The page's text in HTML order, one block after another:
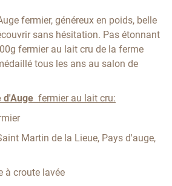
fermier, généreux en poids, belle
sans hésitation. Pas étonnant
fermier au lait cru de la ferme
tous les ans au salon de
d'Auge fermier au lait cru:
Martin de la Lieue, Pays d'auge,
à croute lavée